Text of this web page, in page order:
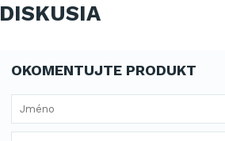
DISKUSIA
OKOMENTUJTE PRODUKT